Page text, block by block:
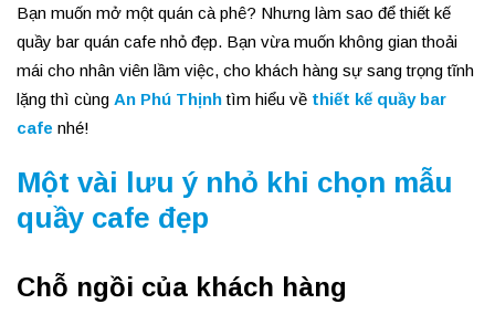
Bạn muốn mở một quán cà phê? Nhưng làm sao để thiết kế
quầy bar quán cafe nhỏ đẹp. Bạn vừa muốn không gian thoải
mái cho nhân viên lầm việc, cho khách hàng sự sang trọng tĩnh
lặng thì cùng An Phú Thịnhtìm hiểu về thiết kế quầy bar
cafe nhé!
Một vài lưu ý nhỏ khi chọn mẫu
quầy cafe đẹp
Chỗ ngồi của khách hàng